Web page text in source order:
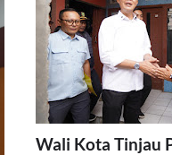
Wali Kota Tinjau